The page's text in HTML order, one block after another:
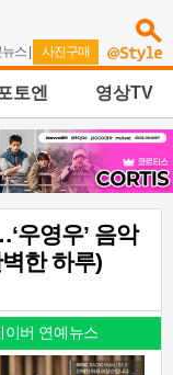
뉴스 | 사진구매
토엔 영상TV
우영우’ 음악
한 하루)
이버 연예뉴스